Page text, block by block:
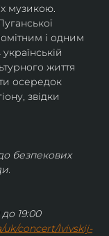
музикою​.
і одним
життя
осередок
звідки
безпекових
19:00
uk/concert/lvivskij-